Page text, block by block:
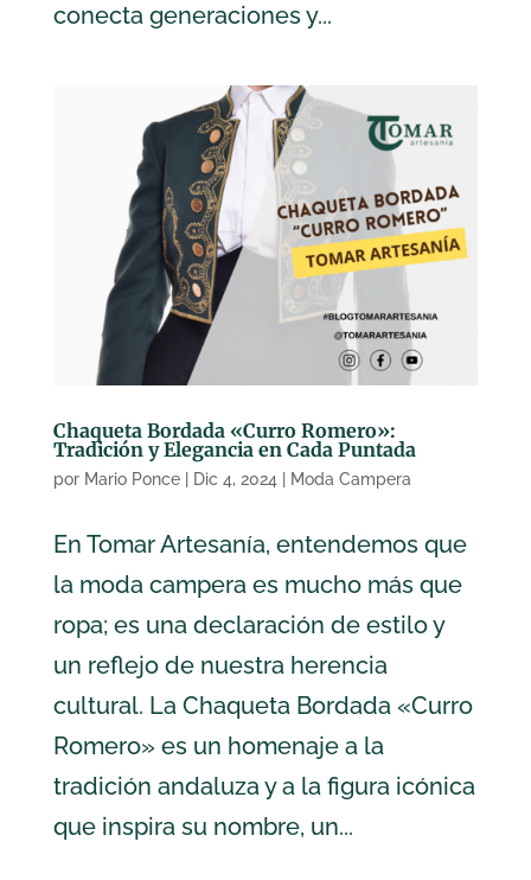
conecta generaciones y...
Chaqueta Bordada «Curro Romero»:
Tradición y Elegancia en Cada Puntada
por Mario Ponce| Dic 4, 2024 Moda Campera
En Tomar Artesanía, entendemos que
la moda campera es mucho más que
ropa; es una declaración de estilo y
un reflejo de nuestra herencia
cultural. La Chaqueta Bordada «Curro
Romero» es un homenaje a la
tradición andaluza y a la figura icónica
que inspira su nombre, un...